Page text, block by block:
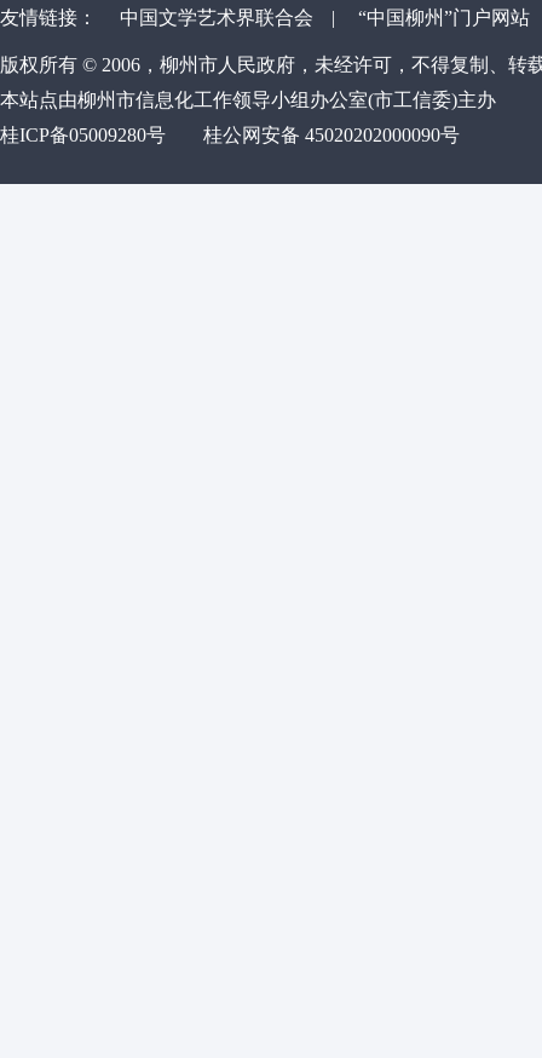
友情链接： 中国文学艺术界联合会 | “中国柳州”门户网站
版权所有 © 2006，柳州市人民政府，未经许可，不得复制、转
本站点由柳州市信息化工作领导小组办公室(市工信委)主办
桂ICP备05009280号
桂公网安备 45020202000090号